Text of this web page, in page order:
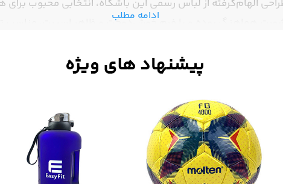
الهام‌گرفته از لباس رسمی این باشگاه، انتخابی محبوب برای
هماهنگ بوده و با فرم خوش‌دوخت و ظاهر اسپرت، مناسب
ملی وباشگاهی
ادامه مطلب